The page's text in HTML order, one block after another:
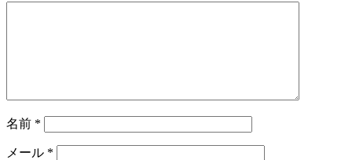
名前 *
メール *